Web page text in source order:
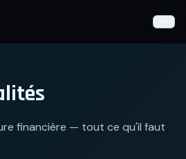
financière — tout ce qu'il faut